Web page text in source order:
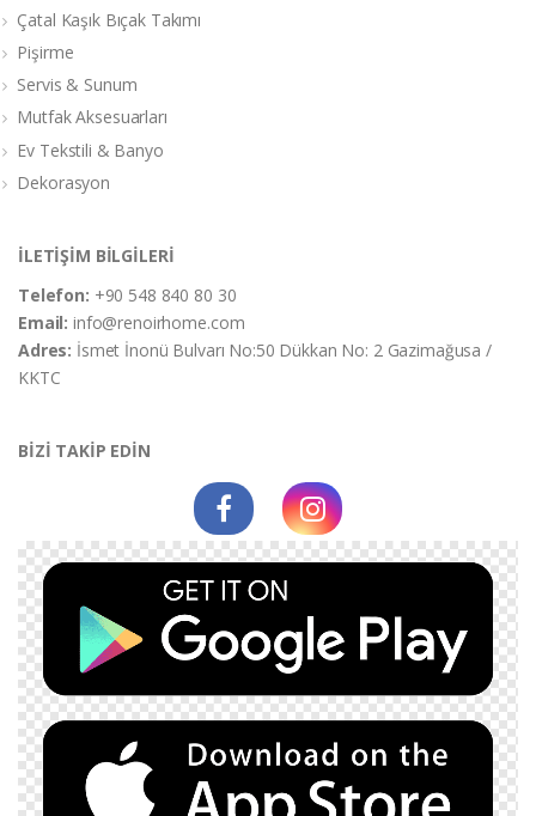
Çatal Kaşık Bıçak Takımı
Pişirme
Servis & Sunum
Mutfak Aksesuarları
Ev Tekstili & Banyo
Dekorasyon
İLETİŞİM BİLGİLERİ
Telefon: +90 548 840 80 30
Email:info@renoirhome.com
Adres: İsmet İnonü Bulvarı No:50 Dükkan No: 2 Gazimağusa /
KKTC
BİZİ TAKİP EDİN